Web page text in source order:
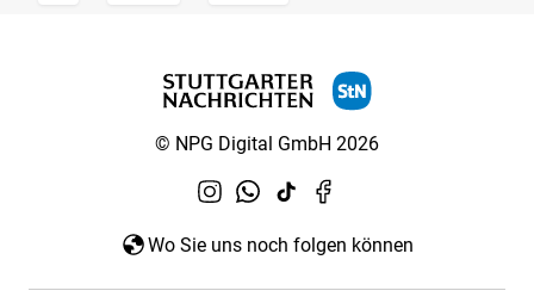
© NPG Digital GmbH 2026
Wo Sie uns noch folgen können